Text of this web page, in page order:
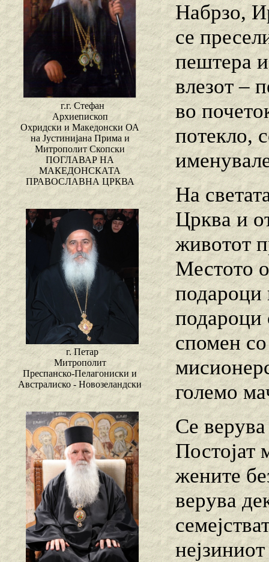
г.г. Стефан
Архиепископ
Охридски и Македонски ОА
на Јустинијана Прима и
Митрополит Скопски
ПОГЛАВАР НА
МАКЕДОНСКАТА
ПРАВОСЛАВНА ЦРКВА
г. Петар
Митрополит
Преспанско-Пелагониски и
Австралиско - Новозеландски
Набрзо,
се
пештера
влезот –
во
потекло,
На
Црква и
животот
Местото
подароци
подароци
спомен
големо
Се
Постојат
жените
верува